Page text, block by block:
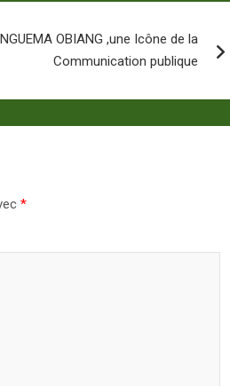
OBIANG ,une Icône de la
Communication publique
*